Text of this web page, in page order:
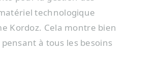
technologique
Kordoz. Cela montre bien
à tous les besoins